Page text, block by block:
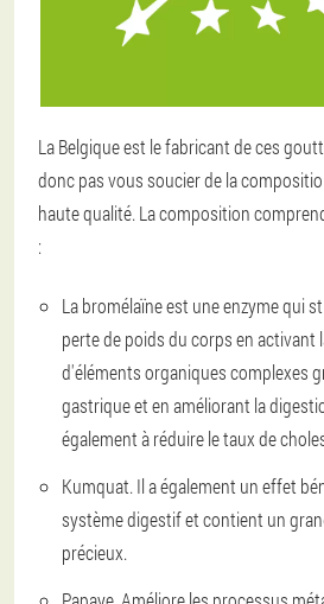
La Belgique est le fabricant de ces
donc pas vous soucier de la
haute qualité. La composition
:
La bromélaïne est une enzyme qui
perte de poids du corps en activant
d'éléments organiques complexes
gastrique et en améliorant la
également à réduire le taux de
Kumquat. Il a également un effet
système digestif et contient un
précieux.